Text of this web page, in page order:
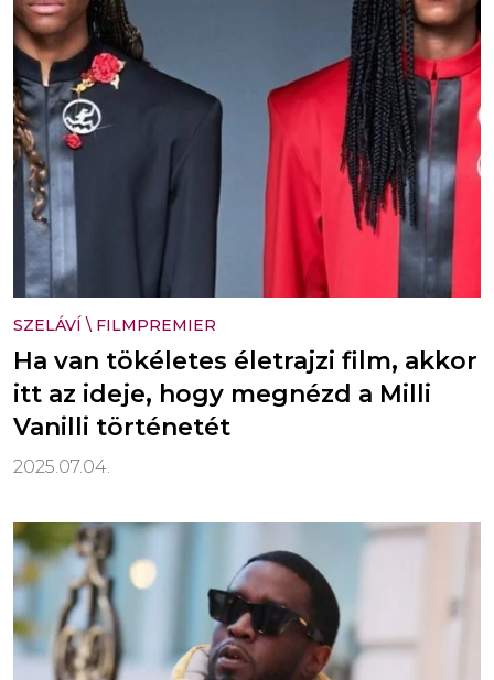
SZELÁVÍ \ FILMPREMIER
Ha van tökéletes életrajzi film, akkor
itt az ideje, hogy megnézd a Milli
Vanilli történetét
2025.07.04.